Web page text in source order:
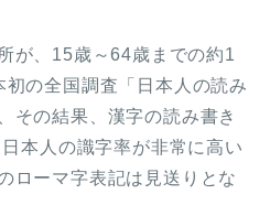
が、15歳～64歳までの約1
の全国調査「日本人の読み
その結果、漢字の読み書き
本人の識字率が非常に高い
ローマ字表記は見送りとな